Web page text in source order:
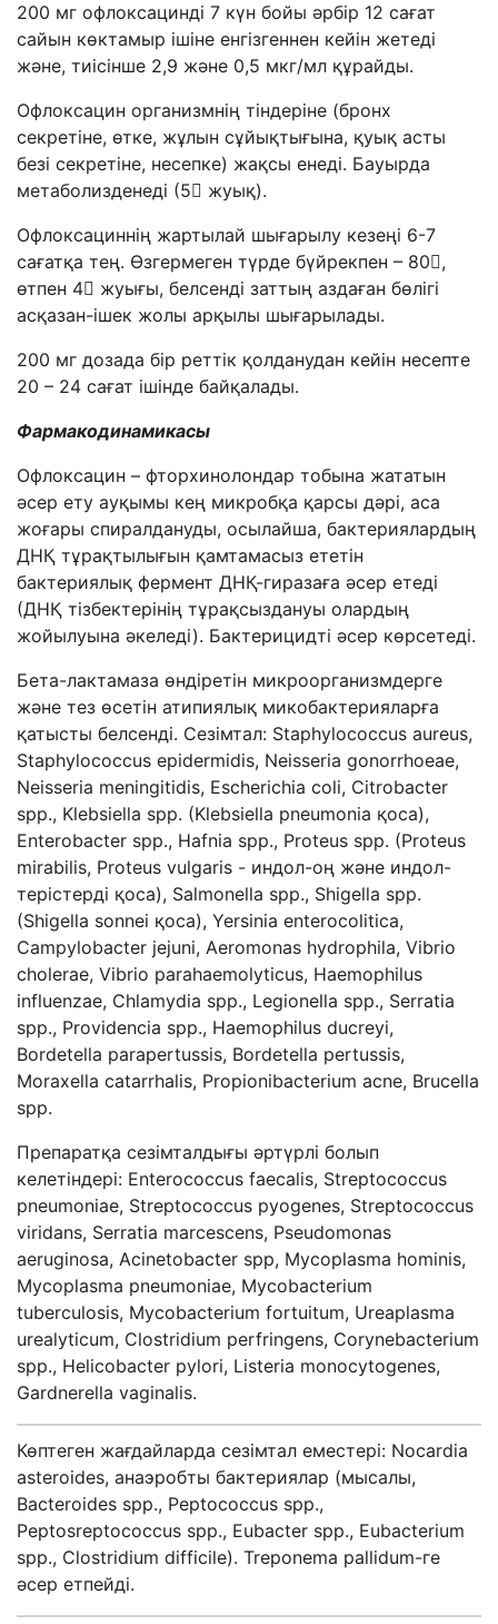
200 мг офлоксацинді 7 күн бойы әрбір 12 сағат
сайын көктамыр ішіне енгізгеннен кейін жетеді
және, тиісінше 2,9 және 0,5 мкг/мл құрайды.
Офлоксацин организмнің тіндеріне (бронх
секретіне, өтке, жұлын сұйықтығына, қуық асты
безі секретіне, несепке) жақсы енеді. Бауырда
метаболизденеді (5 жуық).
Офлоксациннің жартылай шығарылу кезеңі 6-7
сағатқа тең. Өзгермеген түрде бүйрекпен – 80,
өтпен 4 жуығы, белсенді заттың аздаған бөлігі
асқазан-ішек жолы арқылы шығарылады.
200 мг дозада бір реттік қолданудан кейін несепте
20 – 24 сағат ішінде байқалады.
Фармакодинамикасы
Офлоксацин – фторхинолондар тобына жататын
әсер ету ауқымы кең микробқа қарсы дәрі, аса
жоғары спиралдануды, осылайша, бактериялардың
ДНҚ тұрақтылығын қамтамасыз ететін
бактериялық фермент ДНҚ-гиразаға әсер етеді
(ДНҚ тізбектерінің тұрақсыздануы олардың
жойылуына әкеледі). Бактерицидті әсер көрсетеді.
Бета-лактамаза өндіретін микроорганизмдерге
және тез өсетін атипиялық микобактерияларға
қатысты белсенді. Сезімтал: Staphylococcus aureus,
Staphylococcus epidermidis, Neisseria gonorrhoeae,
Neisseria meningitidis, Escherichia coli, Citrobacter
spp., Klebsiella spp. (Klebsiella pneumonia қоса),
Enterobacter spp., Hafnia spp., Proteus spp. (Proteus
mirabilis, Proteus vulgaris - индол-оң және индол-
терістерді қоса), Salmonella spp., Shigella spp.
(Shigella sonnei қоса), Yersinia enterocolitica,
Campylobacter jejuni, Aeromonas hydrophila, Vibrio
cholerae, Vibrio parahaemolyticus, Haemophilus
influenzae, Chlamydia spp., Legionella spp., Serratia
spp., Providencia spp., Haemophilus ducreyi,
Bordetella parapertussis, Bordetella pertussis,
Moraxella catarrhalis, Propionibacterium acne, Brucella
spp.
Препаратқа сезімталдығы әртүрлі болып
келетіндері: Enterococcus faecalis, Streptococcus
pneumoniae, Streptococcus pyogenes, Streptococcus
viridans, Serratia marcescens, Pseudomonas
aeruginosa, Acinetobacter spp, Mycoplasma hominis,
Mycoplasma pneumoniae, Mycobacterium
tuberculosis, Mycobacterium fortuitum, Ureaplasma
urealyticum, Clostridium perfringens, Corynebacterium
spp., Helicobacter pylori, Listeria monocytogenes,
Gardnerella vaginalis.
Көптеген жағдайларда сезімтал еместері: Nocardia
asteroides, анаэробты бактериялар (мысалы,
Bacteroides spp., Peptococcus spp.,
Peptosreptococcus spp., Eubacter spp., Eubacterium
spp., Clostridium difficile). Treponema pallidum-ге
әсер етпейді.